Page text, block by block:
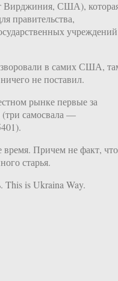
Вирджиния, США),
правительства,
учреждений
в самих США,
не поставил.
рынке первые за
(три самосвала —
время. Причем не факт, что
старья.
This is Ukraina Way.